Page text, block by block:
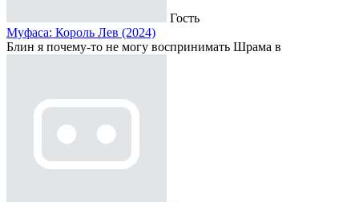
Гость
Муфаса: Король Лев (2024)
Блин я почему-то не могу воспринимать Шрама в